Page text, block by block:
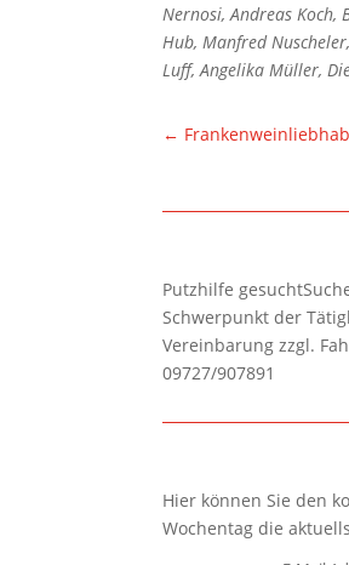
Nernosi, Andreas Koch,
Hub, Manfred
Luff, Angelika Müller,
←
Putzhilfe
Schwerpunkt der
Vereinbarung zzgl.
09727/907891
Hier können Sie den
Wochentag die